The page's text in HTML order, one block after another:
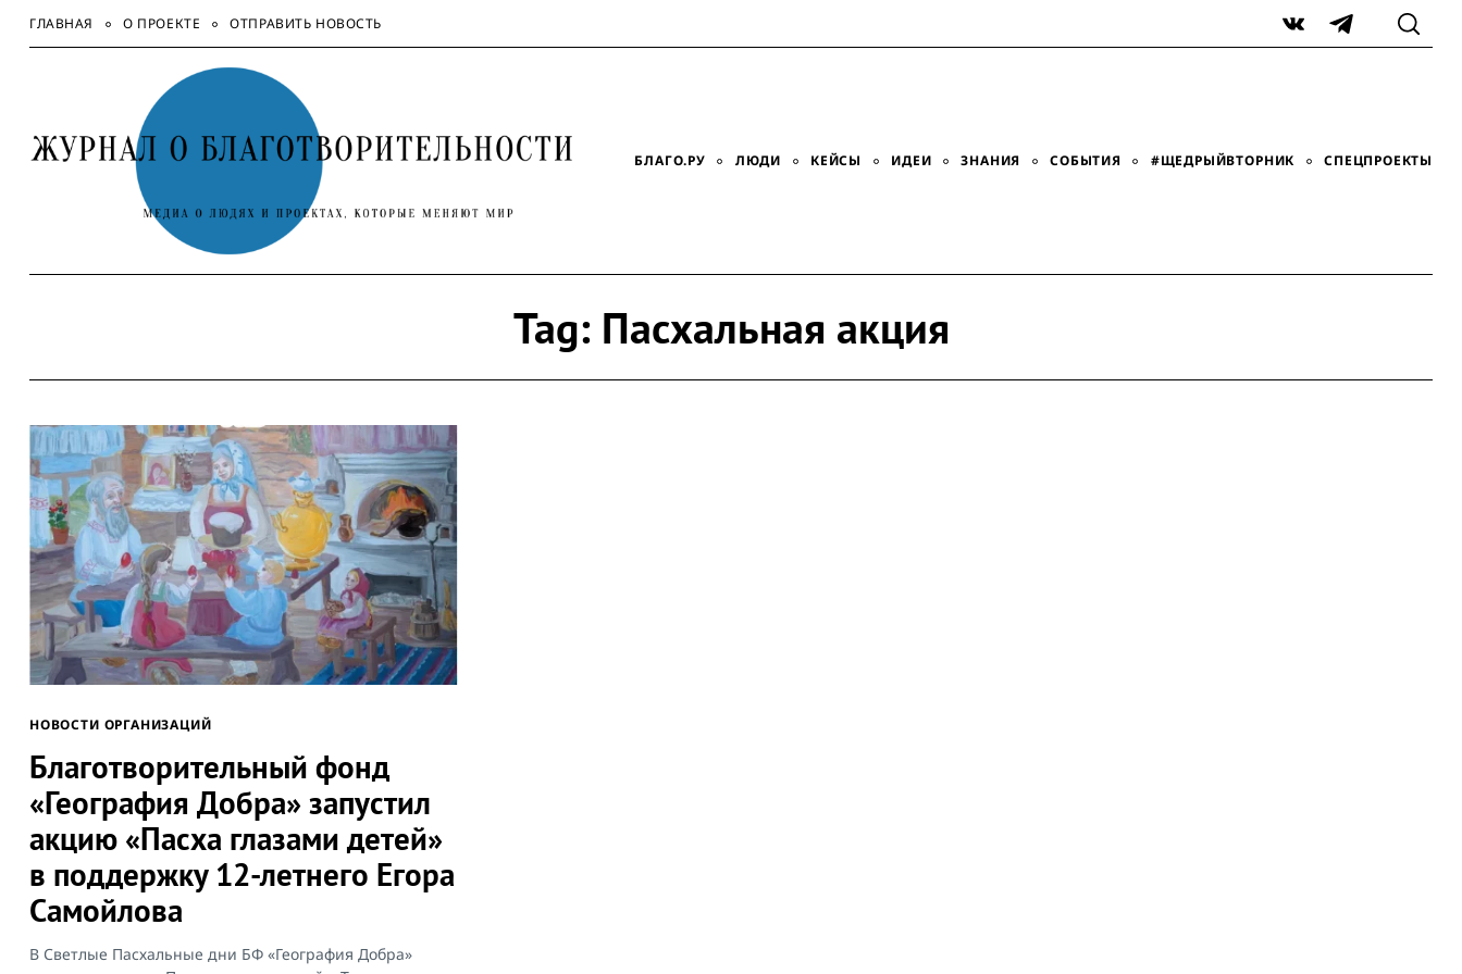
SkipГЛАВНАЯ О ПРОЕКТЕ ОТПРАВИТЬ НОВОСТЬ
VK Telegram
БЛАГО.РУ ЛЮДИ КЕЙСЫ ИДЕИ ЗНАНИЯ СОБЫТИЯ #ЩЕДРЫЙВТОРНИК СПЕЦПРОЕКТЫ
Tag:Пасхальная акция
НОВОСТИ ОРГАНИЗАЦИЙ
Благотворительный фонд
«География Добра» запустил
акцию «Пасха глазами детей»
в поддержку 12-летнего Егора
Самойлова
В Светлые Пасхальные дни БФ «География Добра»
Search
for: